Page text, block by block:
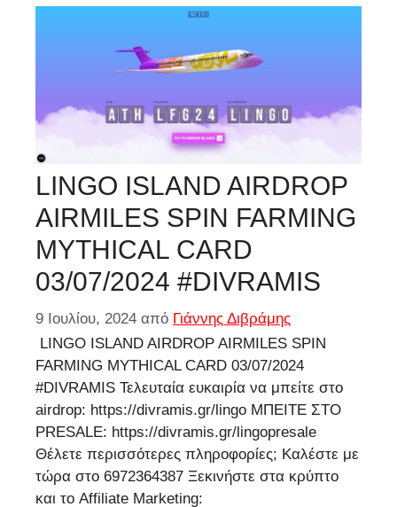
LINGO ISLAND AIRDROP
AIRMILES SPIN FARMING
MYTHICAL CARD
03/07/2024 #DIVRAMIS
9 Ιουλίου, 2024 από Γιάννης Διβράμης
LINGO ISLAND AIRDROP AIRMILES SPIN
FARMING MYTHICAL CARD 03/07/2024
#DIVRAMIS Τελευταία ευκαιρία να μπείτε στο
airdrop: https://divramis.gr/lingo ΜΠΕΙΤΕ ΣΤΟ
PRESALE: https://divramis.gr/lingopresale
Θέλετε περισσότερες πληροφορίες; Καλέστε με
τώρα στο 6972364387 Ξεκινήστε στα κρύπτο
και το Affiliate Marketing: